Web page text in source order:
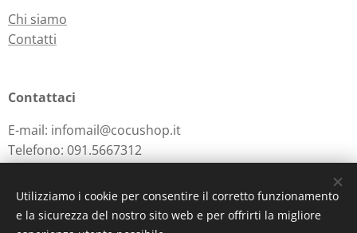
Chi siamo
Contatti
Contattaci
E-mail: infomail@cocushop.it
Telefono: 091.5667312
Powered byWebnode Cookies
Utilizziamo i cookie per consentire il corretto funzionamento
e la sicurezza del nostro sito web e per offrirti la migliore